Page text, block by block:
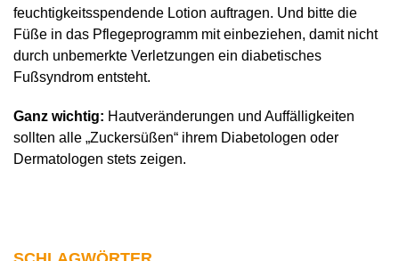
feuchtigkeitsspendende Lotion auftragen. Und bitte die
Füße in das Pflegeprogramm mit einbeziehen, damit nicht
durch unbemerkte Verletzungen ein diabetisches
Fußsyndrom entsteht.
Ganz wichtig: Hautveränderungen und Auffälligkeiten
sollten alle „Zuckersüßen“ ihrem Diabetologen oder
Dermatologen stets zeigen.